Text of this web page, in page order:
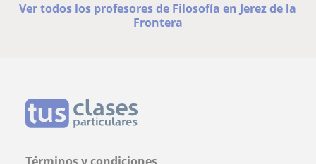
Ver todos los profesores de Filosofía en Jerez de la
Frontera